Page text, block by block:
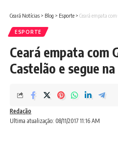
Ceará Notícias > Blog > Esporte > Ceará empata com
ESPORTE
Ceará empata com
Castelão e segue
Ultima atualização: 08/11/2017 11:16 AM
Redação